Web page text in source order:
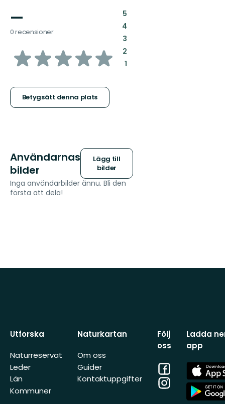
—
0 recensioner
av
stjärnor
Betygsätt denna plats
5:
4:
3:
2:
1:
Användarnas
bilder
Lägg till
bilder
Inga användarbilder ännu. Bli den
första att dela!
Utforska
Naturreservat
Leder
Län
Kommuner
Naturkartan
Om oss
Guider
Kontaktuppgifter
Följ
oss
Facebook
Instagram
Ladda
app
App
Store
App
Store